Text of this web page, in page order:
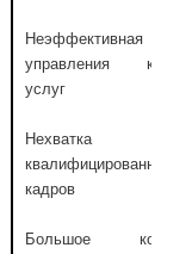
Неэффективная
управления
услуг
Нехватка
квалифицированных
кадров
Большое